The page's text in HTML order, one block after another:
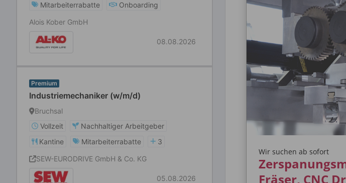
Mitarbeiterrabatte
Onboarding
Alois Kober GmbH
08.08.2026
Premium
Industriemechaniker (w/m/d)
Bruchsal
Vollzeit
Nachhaltiger Arbeitgeber
Kantine
Mitarbeiterrabatte
3
SEW-EURODRIVE GmbH & Co. KG
05.08.2026